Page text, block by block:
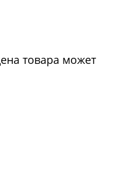
товара может